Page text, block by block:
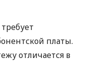
платы.
отличается в